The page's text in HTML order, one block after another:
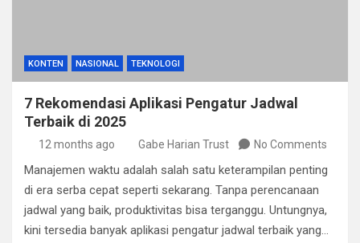
KONTEN NASIONAL TEKNOLOGI
7 Rekomendasi Aplikasi Pengatur Jadwal
Terbaik di 2025
12 months ago Gabe Harian Trust No Comments
Manajemen waktu adalah salah satu keterampilan penting
di era serba cepat seperti sekarang. Tanpa perencanaan
jadwal yang baik, produktivitas bisa terganggu. Untungnya,
kini tersedia banyak aplikasi pengatur jadwal terbaik yang…